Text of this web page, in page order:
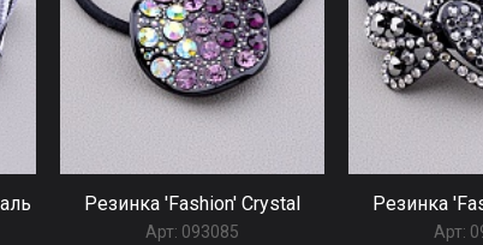
Резинка 'Fashion' Сrystal
Арт: 093085
Резинка
Арт: